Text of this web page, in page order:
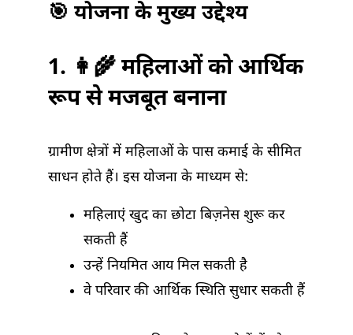
🎯 योजना के मुख्य उद्देश्य
1. 👩‍🌾 महिलाओं को आर्थिक
रूप से मजबूत बनाना
ग्रामीण क्षेत्रों में महिलाओं के पास कमाई के सीमित
साधन होते हैं। इस योजना के माध्यम से:
महिलाएं खुद का छोटा बिज़नेस शुरू कर
सकती हैं
उन्हें नियमित आय मिल सकती है
वे परिवार की आर्थिक स्थिति सुधार सकती हैं